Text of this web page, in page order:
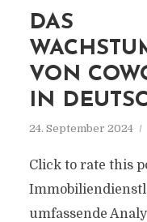
DAS
VON
IN
24. September 2024
Click to rate this
umfassende